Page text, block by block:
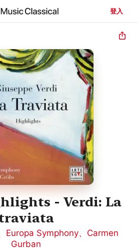
登入
- Verdi: La
Europa Symphony、 Carmen
Gurban